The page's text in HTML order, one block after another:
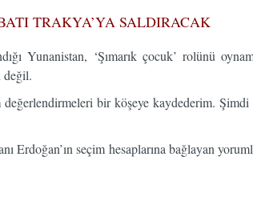
TRAKYA’YA SALDIRACAK
Yunanistan, ‘Şımarık çocuk’ rolünü
değil.
bir köşeye kaydederim. Şimdi
seçim hesaplarına bağlayan